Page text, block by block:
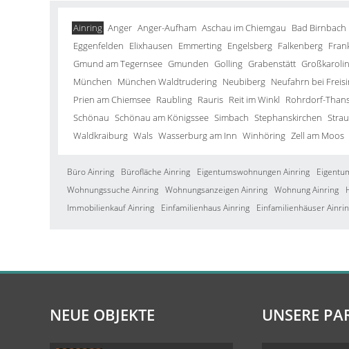
Ainring Anger Anger-Aufham Aschau im Chiemgau Bad Birnbach
Eggenfelden Elixhausen Emmerting Engelsberg Falkenberg
Gmund am Tegernsee Gmunden Golling Grabenstätt
München München Waldtrudering Neubiberg Neufahrn bei
Prien am Chiemsee Raubling Rauris Reit im Winkl Rohrdorf-
Schönau Schönau am Königssee Simbach Stephanskirchen
Waldkraiburg Wals Wasserburg am Inn Winhöring Zell am Moos
Büro Ainring Bürofläche Ainring Eigentumswohnungen Ainring
Wohnungssuche Ainring Wohnungsanzeigen Ainring Wohnung Ainring
Immobilienkauf Ainring
Einfamilienhaus Ainring Einfamilienhäuser
NEUE OBJEKTE UNSERE